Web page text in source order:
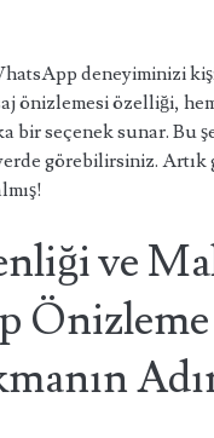
deneyiminizi
önizlemesi özelliği,
bir seçenek sunar. Bu
görebilirsiniz. Artık
ve